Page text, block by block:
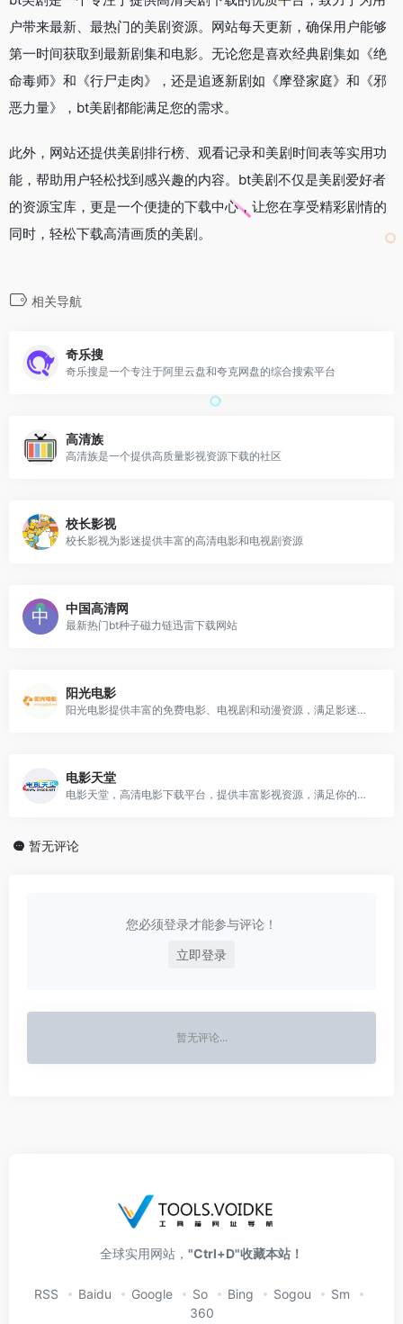
户带来最新、最热门的美剧资源。网站每天更新，确保用户能够
第一时间获取到最新剧集和电影。无论您是喜欢经典剧集如《绝
命毒师》和《行尸走肉》，还是追逐新剧如《摩登家庭》和《邪
恶力量》，bt美剧都能满足您的需求。
此外，网站还提供美剧排行榜、观看记录和美剧时间表等实用功
能，帮助用户轻松找到感兴趣的内容。bt美剧不仅是美剧爱好者
的资源宝库，更是一个便捷的下载中心，让您在享受精彩剧情的
同时，轻松下载高清画质的美剧。
相关导航
奇乐搜
奇乐搜是一个专注于阿里云盘和夸克网盘的综合搜索平台
高清族
高清族是一个提供高质量影视资源下载的社区
校长影视
校长影视为影迷提供丰富的高清电影和电视剧资源
中国高清网
最新热门bt种子磁力链迅雷下载网站
阳光电影
阳光电影提供丰富的免费电影、电视剧和动漫资源，满足影迷的各种需求
电影天堂
电影天堂，高清电影下载平台，提供丰富影视资源，满足你的观影需求
暂无评论
您必须登录才能参与评论！
立即登录
暂无评论...
全球实用网站， "Ctrl+D"收藏本站！
RSS Baidu Google So Bing Sogou
Sm
360